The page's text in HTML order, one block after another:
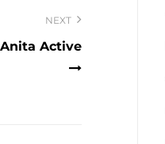
NEXT
Active